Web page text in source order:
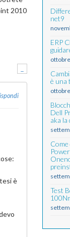
2010
-
è
net9
ERP
è una
Dell
aka
Test